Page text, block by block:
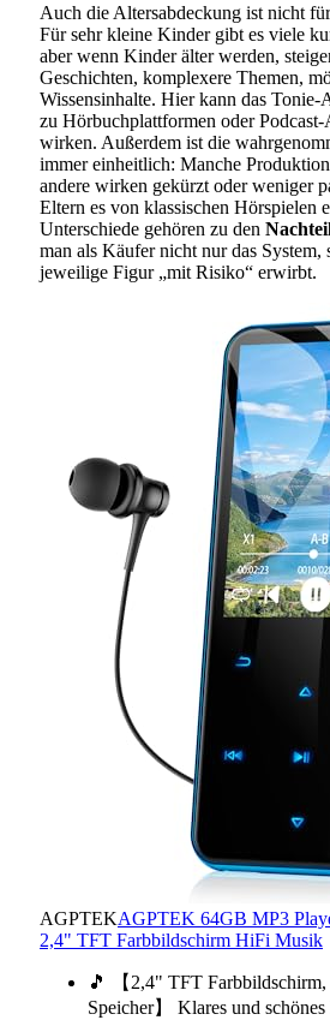
Auch die Altersabdeckung ist nicht
Für sehr kleine Kinder gibt es viele
aber wenn Kinder älter werden,
Geschichten, komplexere Themen,
Wissensinhalte. Hier kann das
zu Hörbuchplattformen oder
wirken. Außerdem ist die
immer einheitlich: Manche
andere wirken gekürzt oder weniger
Eltern es von klassischen Hörspielen
Unterschiede gehören zu den
man als Käufer nicht nur das System,
jeweilige Figur „mit Risiko“ erwirbt.
AGPTEKAGPTEK 64GB MP3
2,4" TFT Farbbildschirm HiFi Musik
🎵 【2,4" TFT
Speicher】 Klares und